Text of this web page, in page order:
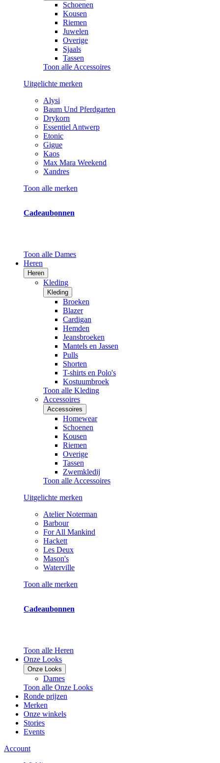
Schoenen
Kousen
Riemen
Juwelen
Overige
Sjaals
Tassen
Toon alle Accessoires
Uitgelichte merken
Alysi
Baum Und Pferdgarten
Drykorn
Essentiel Antwerp
Etonic
Gigue
Kaos
Max Mara Weekend
Xandres
Toon alle merken
Cadeaubonnen
Toon alle Dames
Heren
Heren
Kleding
Kleding
Broeken
Blazer
Cardigan
Hemden
Jeansbroeken
Mantels en Jassen
Pulls
Shorten
T-shirts en Polo's
Kostuumbroek
Toon alle Kleding
Accessoires
Accessoires
Homewear
Schoenen
Kousen
Riemen
Overige
Tassen
Zwemkledij
Toon alle Accessoires
Uitgelichte merken
Atelier Noterman
Barbour
For All Mankind
Hackett
Les Deux
Mason's
Waterville
Toon alle merken
Cadeaubonnen
Toon alle Heren
Onze Looks
Onze Looks
Dames
Toon alle Onze Looks
Ronde prijzen
Merken
Onze winkels
Stories
Events
Account